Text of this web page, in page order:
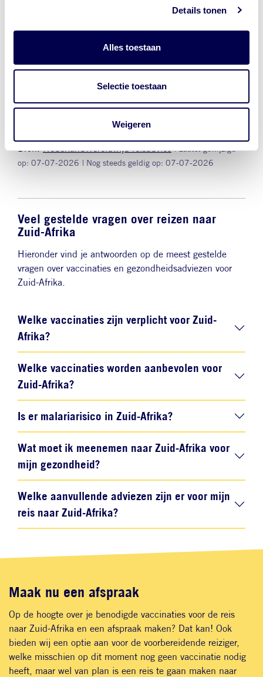
Details tonen
Alles toestaan
Selectie toestaan
Weigeren
Natuurgeweld
Wat kan ik doen in een
Bron:NederlandWereldwijd reisadvies | Laatst gewijzigd
op: 07-07-2026 | Nog steeds geldig op: 07-07-2026
Veel gestelde vragen over reizen naar
Zuid-Afrika
Hieronder vind je antwoorden op de meest gestelde
vragen over vaccinaties en gezondheidsadviezen voor
Zuid-Afrika.
Welke vaccinaties zijn verplicht voor Zuid-
Afrika?
Welke vaccinaties worden aanbevolen voor
Zuid-Afrika?
Is er malariarisico in Zuid-Afrika?
Wat moet ik meenemen naar Zuid-Afrika voor
mijn gezondheid?
Welke aanvullende adviezen zijn er voor mijn
reis naar Zuid-Afrika?
Maak nu een afspraak
Op de hoogte over je benodigde vaccinaties voor de reis
naar Zuid-Afrika en een afspraak maken? Dat kan! Ook
bieden wij een optie aan voor de voorbereidende reiziger,
welke misschien op dit moment nog geen vaccinatie nodig
heeft, maar wel van plan is een reis te gaan maken naar